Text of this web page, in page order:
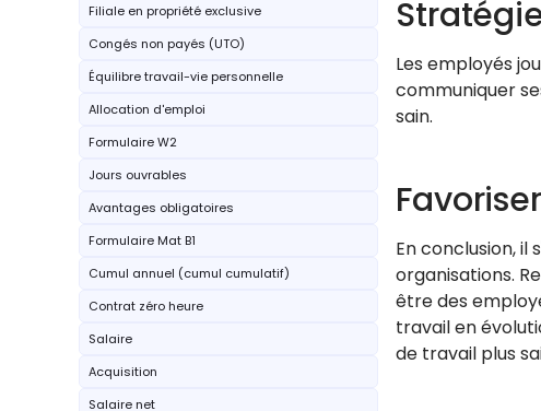
Filiale en propriété exclusive
Congés non payés (UTO)
Équilibre travail-vie personnelle
Allocation d'emploi
Formulaire W2
Jours ouvrables
Avantages obligatoires
Formulaire Mat B1
Cumul annuel (cumul cumulatif)
Contrat zéro heure
Salaire
Acquisition
Salaire net
Les employés
communiquer
sain.
En conclusion,
organisations.
être des
travail en
de travail plus